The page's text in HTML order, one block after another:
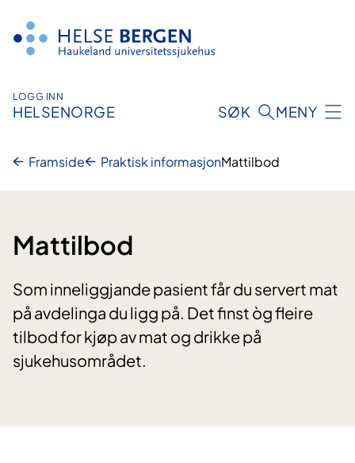
innhald
LOGG INN
HELSENORGE SØK MENY
Framside Praktisk informasjonMattilbod
Mattilbod
Som inneliggjande pasient får du servert mat
på avdelinga du ligg på. Det finst òg fleire
tilbod for kjøp av mat og drikke på
sjukehusområdet.